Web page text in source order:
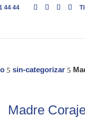
44 44
5 sin-categorizar 5
Madre